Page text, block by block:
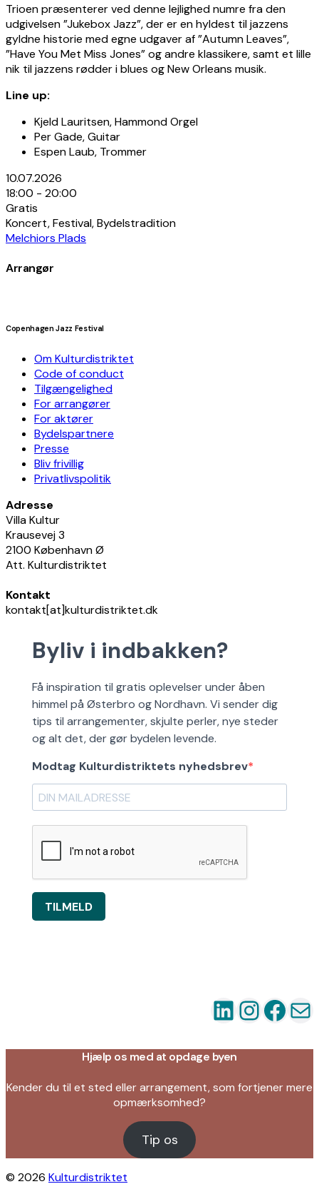
Trioen præsenterer ved denne lejlighed numre fra den
udgivelsen ”Jukebox Jazz”, der er en hyldest til jazzens
gyldne historie med egne udgaver af ”Autumn Leaves”,
”Have You Met Miss Jones” og andre klassikere, samt et lille
nik til jazzens rødder i blues og New Orleans musik.
Line up:
Kjeld Lauritsen, Hammond Orgel
Per Gade, Guitar
Espen Laub, Trommer
10.07.2026
18:00 - 20:00
Gratis
Koncert, Festival, Bydelstradition
Melchiors Plads
Arrangør
Copenhagen Jazz Festival
Om Kulturdistriktet
Code of conduct
Tilgængelighed
For arrangører
For aktører
Bydelspartnere
Presse
Bliv frivillig
Privatlivspolitik
Adresse
Villa Kultur
Krausevej 3
2100 København Ø
Att. Kulturdistriktet
Kontakt
kontakt[at]kulturdistriktet.dk
Byliv i indbakken?
Få inspiration til gratis oplevelser under åben
himmel på Østerbro og Nordhavn. Vi sender dig
tips til arrangementer, skjulte perler, nye steder
og alt det, der gør bydelen levende.
Modtag Kulturdistriktets nyhedsbrev
TILMELD
LinkedIn
Hjælp os med at opdage byen
Kender du til et sted eller arrangement, som fortjener mere
opmærksomhed?
Tip os
© 2026 Kulturdistriktet